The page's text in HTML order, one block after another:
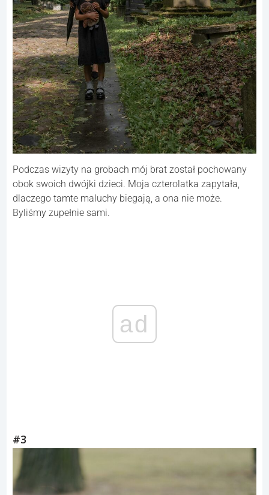
Podczas wizyty na grobach mój brat został pochowany
obok swoich dwójki dzieci. Moja czterolatka zapytała,
dlaczego tamte maluchy biegają, a ona nie może.
Byliśmy zupełnie sami.
ad
#3